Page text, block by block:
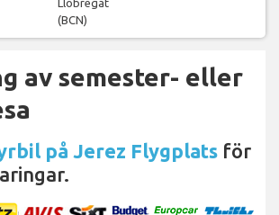
(BCN)
av semester- eller
på Jerez Flygplats för